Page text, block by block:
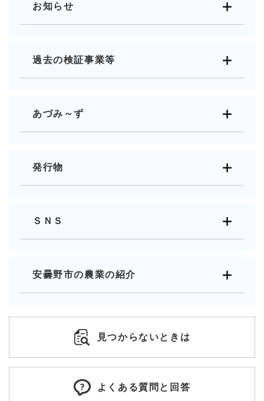
お知らせ
過去の検証事業等
あづみ～ず
発行物
ＳＮＳ
安曇野市の農業の紹介
見つからないときは
よくある質問と回答